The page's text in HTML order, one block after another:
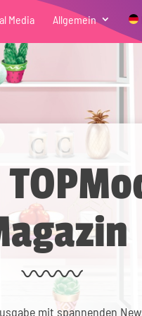
Media Allgemein
mit spannenden